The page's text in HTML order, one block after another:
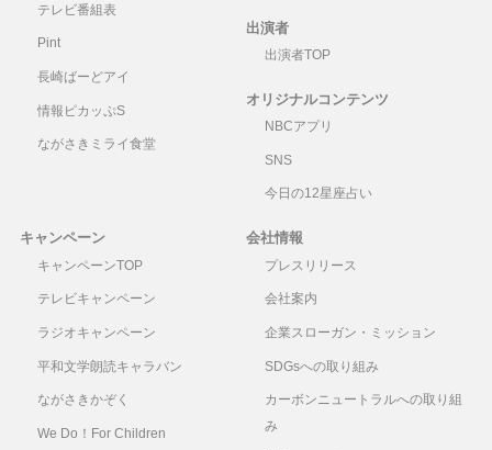
テレビ番組表
Pint
長崎ばーどアイ
情報ピカッぷS
ながさきミライ食堂
出演者
出演者TOP
オリジナルコンテンツ
NBCアプリ
SNS
今日の12星座占い
キャンペーン
キャンペーンTOP
テレビキャンペーン
ラジオキャンペーン
平和文学朗読キャラバン
ながさきかぞく
We Do！For Children
会社情報
プレスリリース
会社案内
企業スローガン・ミッション
SDGsへの取り組み
カーボンニュートラルへの取り組
み